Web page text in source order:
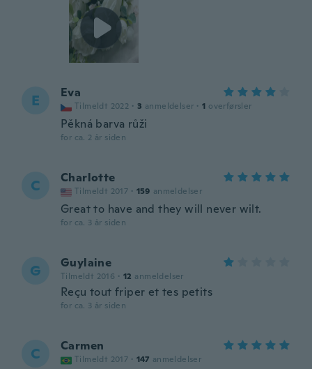
E Eva
Tilmeldt 2022 · 3 anmeldelser · 1 overførsler
Pěkná barva růži
for ca. 2 år siden
C Charlotte
Tilmeldt 2017 · 159 anmeldelser
Great to have and they will never wilt.
for ca. 3 år siden
G Guylaine
Tilmeldt 2016 · 12 anmeldelser
Reçu tout friper et tes petits
for ca. 3 år siden
C Carmen
Tilmeldt 2017 · 147 anmeldelser